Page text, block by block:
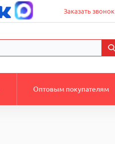
Заказать звонок
Оптовым покупателям